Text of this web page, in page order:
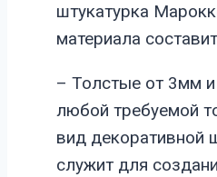
штукатурка
материала
– Толстые от 3мм и
любой требуемой
вид декоративной
служит для